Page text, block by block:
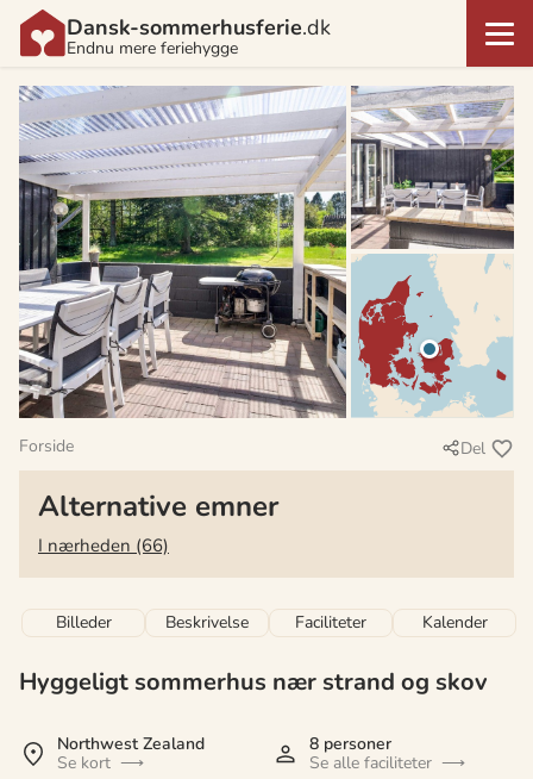
Dansk-sommerhusferie.dk
Endnu mere feriehygge
Forside Del
Alternative emner
I nærheden (66)
Billeder Beskrivelse Faciliteter Kalender
Hyggeligt sommerhus nær strand og skov
Northwest Zealand
Se kort
8 personer
Se alle faciliteter